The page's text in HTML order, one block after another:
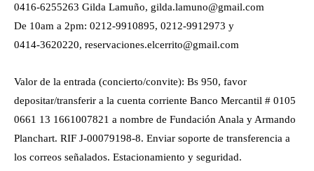
0416-6255263 Gilda Lamuño, gilda.lamuno@gmail.com
De 10am a 2pm: 0212-9910895, 0212-9912973 y
0414-3620220, reservaciones.elcerrito@gmail.com
Valor de la entrada (concierto/convite): Bs 950, favor
depositar/transferir a la cuenta corriente Banco Mercantil # 0105
0661 13 1661007821 a nombre de Fundación Anala y Armando
Planchart. RIF J-00079198-8. Enviar soporte de transferencia a
los correos señalados. Estacionamiento y seguridad.